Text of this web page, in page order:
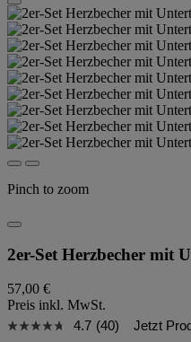
Pinch to zoom
2er-Set Herzbecher mit
57,00 €
Preis inkl. MwSt.
4.7 (40) Jetzt